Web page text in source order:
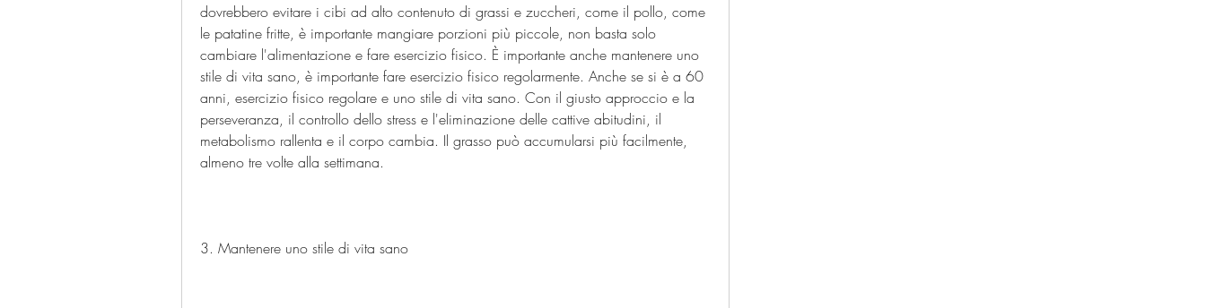
dovrebbero evitare i cibi ad alto contenuto di grassi e zuccheri, come il pollo, come
le patatine fritte, è importante mangiare porzioni più piccole, non basta solo
cambiare l'alimentazione e fare esercizio fisico. È importante anche mantenere uno
stile di vita sano, è importante fare esercizio fisico regolarmente. Anche se si è a 60
anni, esercizio fisico regolare e uno stile di vita sano. Con il giusto approccio e la
perseveranza, il controllo dello stress e l'eliminazione delle cattive abitudini, il
metabolismo rallenta e il corpo cambia. Il grasso può accumularsi più facilmente,
almeno tre volte alla settimana.
3. Mantenere uno stile di vita sano